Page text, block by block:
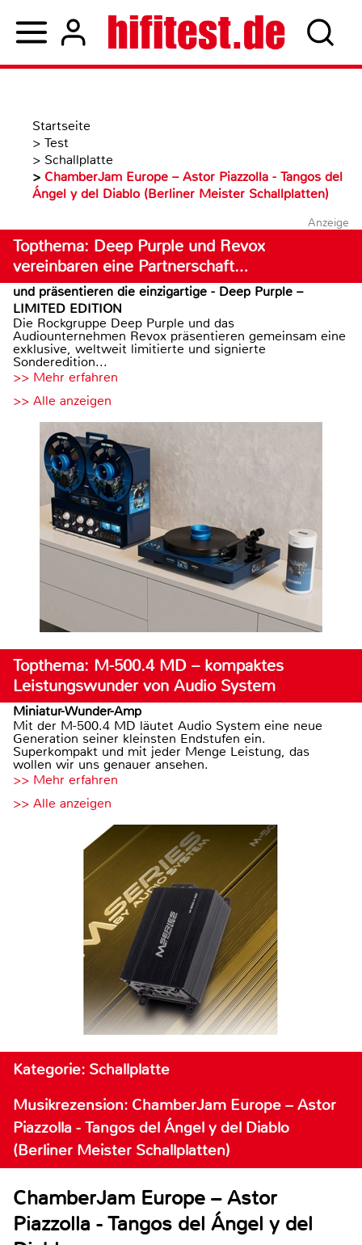
Startseite
> Test
> Schallplatte
> ChamberJam Europe – Astor Piazzolla - Tangos del
Ángel y del Diablo (Berliner Meister Schallplatten)
Anzeige
Topthema: Deep Purple und Revox
vereinbaren eine Partnerschaft…
und präsentieren die einzigartige - Deep Purple –
LIMITED EDITION
Die Rockgruppe Deep Purple und das
Audiounternehmen Revox präsentieren gemeinsam eine
exklusive, weltweit limitierte und signierte
Sonderedition...
>> Mehr erfahren
>> Alle anzeigen
Topthema: M-500.4 MD – kompaktes
Leistungswunder von Audio System
Miniatur-Wunder-Amp
Mit der M-500.4 MD läutet Audio System eine neue
Generation seiner kleinsten Endstufen ein.
Superkompakt und mit jeder Menge Leistung, das
wollen wir uns genauer ansehen.
>> Mehr erfahren
>> Alle anzeigen
Kategorie: Schallplatte
Musikrezension: ChamberJam Europe – Astor
Piazzolla - Tangos del Ángel y del Diablo
(Berliner Meister Schallplatten)
ChamberJam Europe – Astor
Piazzolla - Tangos del Ángel y del